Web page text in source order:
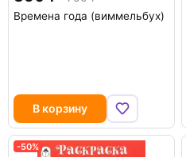
Времена года (виммельбух)
В корзину
-50%